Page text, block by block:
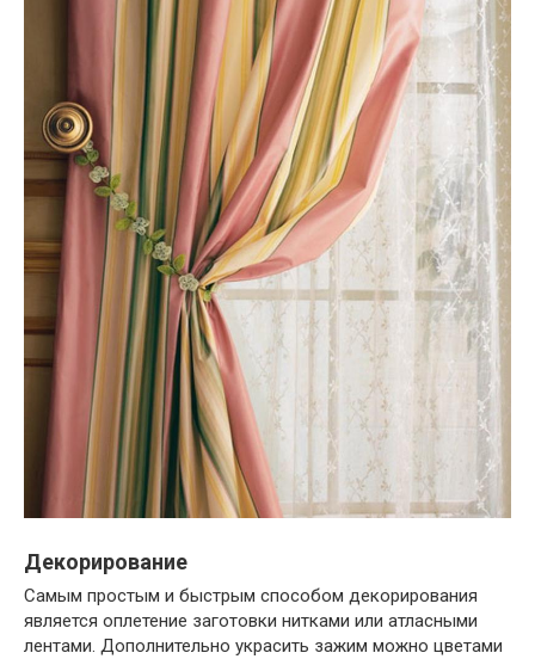
Декорирование
Самым простым и быстрым способом декорирования
является оплетение заготовки нитками или атласными
лентами. Дополнительно украсить зажим можно цветами